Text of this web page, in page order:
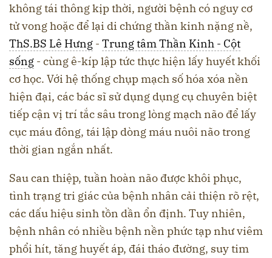
không tái thông kịp thời, người bệnh có nguy cơ
tử vong hoặc để lại di chứng thần kinh nặng nề,
ThS.BS Lê Hưng - Trung tâm Thần Kinh - Cột
sống - cùng ê-kíp lập tức thực hiện lấy huyết khối
cơ học. Với hệ thống chụp mạch số hóa xóa nền
hiện đại, các bác sĩ sử dụng dụng cụ chuyên biệt
tiếp cận vị trí tắc sâu trong lòng mạch não để lấy
cục máu đông, tái lập dòng máu nuôi não trong
thời gian ngắn nhất.
Sau can thiệp, tuần hoàn não được khôi phục,
tình trạng tri giác của bệnh nhân cải thiện rõ rệt,
các dấu hiệu sinh tồn dần ổn định. Tuy nhiên,
bệnh nhân có nhiều bệnh nền phức tạp như viêm
phổi hít, tăng huyết áp, đái tháo đường, suy tim